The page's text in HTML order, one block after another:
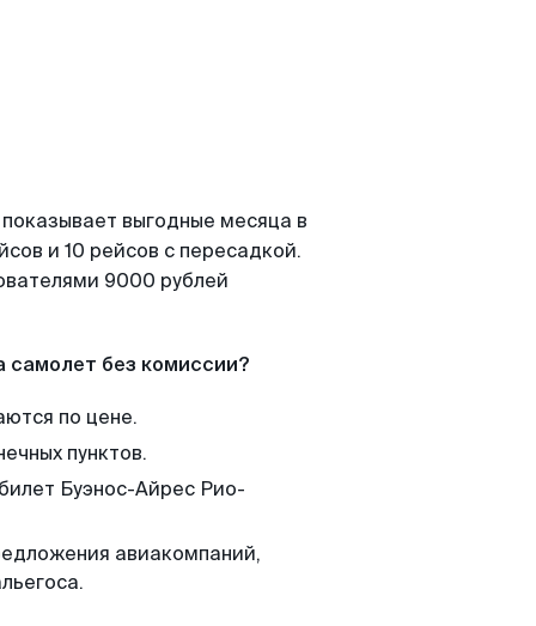
выгодные месяца в
и 10 рейсов с пересадкой.
9000 рублей
самолет без комиссии?
по цене.
пунктов.
Буэнос-Айрес Рио-
авиакомпаний,